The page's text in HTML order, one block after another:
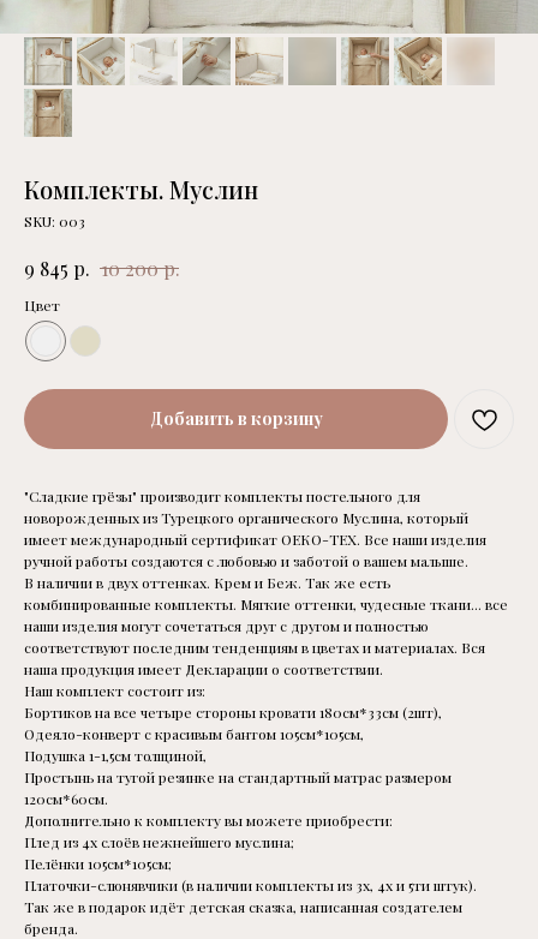
Комплекты. Муслин
SKU: 003
9 845 р. 10 200р.
Цвет
Добавить в корзину
"Сладкие грёзы" производит комплекты постельного для
новорожденных из Турецкого органического Муслина, который
имеет международный сертификат ОЕКО-ТЕХ. Все наши изделия
ручной работы создаются с любовью и заботой о вашем малыше.
В наличии в двух оттенках. Крем и Беж. Так же есть
комбинированные комплекты. Мягкие оттенки, чудесные ткани... все
наши изделия могут сочетаться друг с другом и полностью
соответствуют последним тенденциям в цветах и материалах. Вся
наша продукция имеет Декларации о соответствии.
Наш комплект состоит из:
Бортиков на все четыре стороны кровати 180см*33см (2шт),
Одеяло-конверт с красивым бантом 105см*105см,
Подушка 1-1,5см толщиной,
Простынь на тугой резинке на стандартный матрас размером
120см*60см.
Дополнительно к комплекту вы можете приобрести:
Плед из 4х слоёв нежнейшего муслина;
Пелёнки 105см*105см;
Платочки-слюнявчики (в наличии комплекты из 3х, 4х и 5ти штук).
Так же в подарок идёт детская сказка, написанная создателем
бренда.